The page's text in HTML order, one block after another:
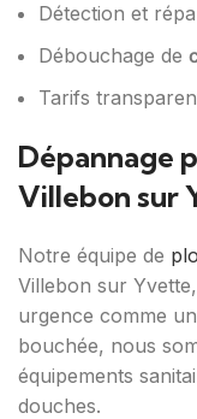
Détection et
Débouchage de
Tarifs
Dépannage
Villebon sur
Notre équipe de
Villebon sur
urgence comme
bouchée, nous
équipements
douches.